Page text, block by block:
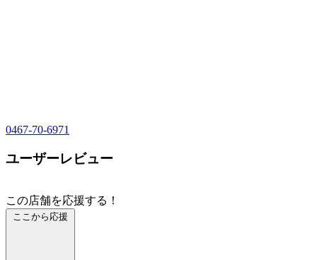
0467-70-6971
ユーザーレビュー
この店舗を応援する！
ここから応援